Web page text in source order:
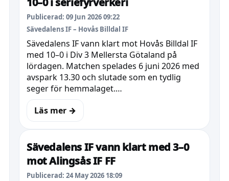
Publicerad: 09 Jun 2026 09:22
Sävedalens IF – Hovås Billdal IF
Sävedalens IF vann klart mot Hovås Billdal IF
med 10–0 i Div 3 Mellersta Götaland på
lördagen. Matchen spelades 6 juni 2026 med
avspark 13.30 och slutade som en tydlig
seger för hemmalaget.…
Läs mer →
Sävedalens IF vann klart med 3–0
mot Alingsås IF FF
Publicerad: 24 May 2026 18:09